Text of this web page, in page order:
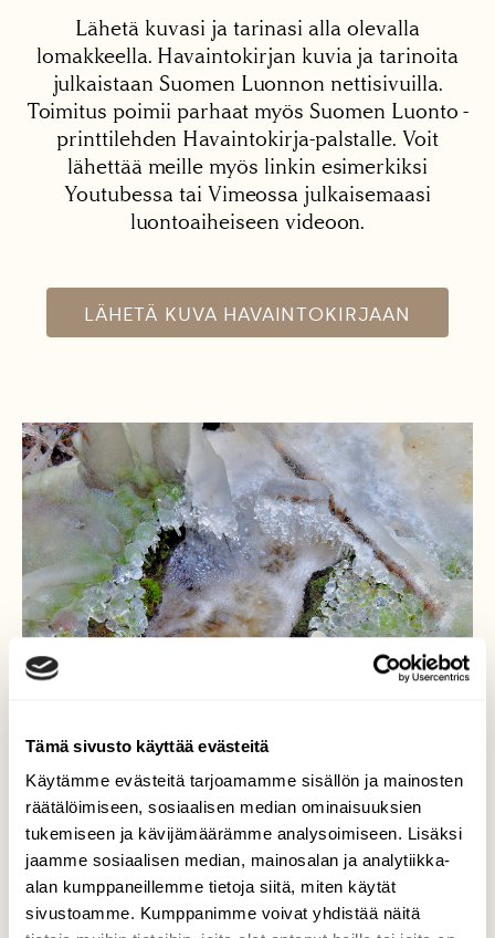
Tämä sivusto käyttää evästeitä
Käytämme evästeitä tarjoamamme sisällön ja mainosten
räätälöimiseen, sosiaalisen median ominaisuuksien
tukemiseen ja kävijämäärämme analysoimiseen. Lisäksi
jaamme sosiaalisen median, mainosalan ja analytiikka-
alan kumppaneillemme tietoja siitä, miten käytät
sivustoamme. Kumppanimme voivat yhdistää näitä
Lähetä kuvasi ja tarinasi alla olevalla
lomakkeella. Havaintokirjan kuvia ja tarinoita
julkaistaan Suomen Luonnon nettisivuilla.
Toimitus poimii parhaat myös Suomen Luonto -
printtilehden Havaintokirja-palstalle. Voit
lähettää meille myös linkin esimerkiksi
Youtubessa tai Vimeossa julkaisemaasi
luontoaiheiseen videoon.
LÄHETÄ KUVA HAVAINTOKIRJAAN
Sulavaa jäätä
Olikin jo kiire jääpuron taidepläjäyksiä